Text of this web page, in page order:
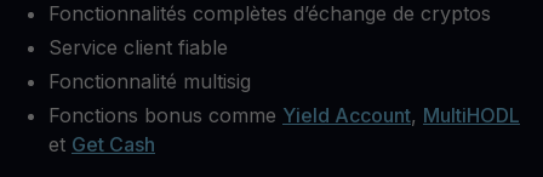
Fonctionnalités complètes d’échange de cryptos
Service client fiable
Fonctionnalité multisig
Fonctions bonus comme Yield Account, MultiHODL
et Get Cash